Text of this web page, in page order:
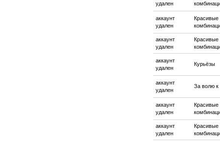
удален
аккаунт
удален
Красивые
аккаунт
удален
Красивые
аккаунт
удален
Курьёзы
аккаунт
удален
За волю к
аккаунт
удален
Красивые
аккаунт
удален
Красивые